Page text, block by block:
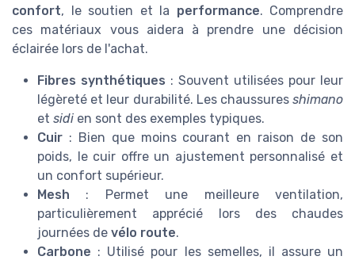
confort, le soutien et la performance. Comprendre
ces matériaux vous aidera à prendre une décision
éclairée lors de l'achat.
Fibres synthétiques : Souvent utilisées pour leur
légèreté et leur durabilité. Les chaussures shimano
et sidi en sont des exemples typiques.
Cuir : Bien que moins courant en raison de son
poids, le cuir offre un ajustement personnalisé et
un confort supérieur.
Mesh : Permet une meilleure ventilation,
particulièrement apprécié lors des chaudes
journées de vélo route.
Carbone : Utilisé pour les semelles, il assure un